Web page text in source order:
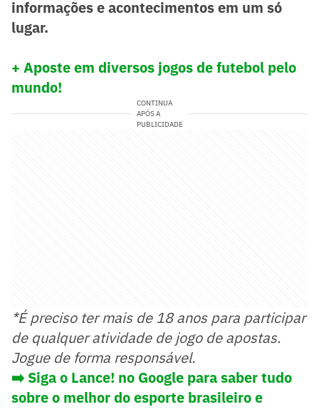
informações e acontecimentos em um só
lugar.
+ Aposte em diversos jogos de futebol pelo
mundo!
CONTINUA
APÓS A
PUBLICIDADE
*É preciso ter mais de 18 anos para participar
de qualquer atividade de jogo de apostas.
Jogue de forma responsável.
➡️ Siga o Lance! no Google para saber tudo
sobre o melhor do esporte brasileiro e